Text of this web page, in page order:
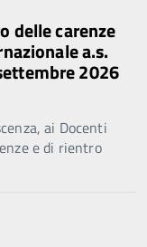
delle carenze
a.s.
2026
ai Docenti
e di rientro